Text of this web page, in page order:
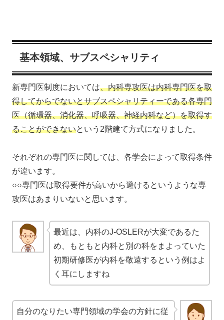
基本領域、サブスペシャリティ
新専門医制度においては、内科専攻医は内科専門医を取
得してからでないとサブスペシャリティーである各専門
医（循環器、消化器、呼吸器、神経内科など）を取得す
ることができないという2階建て方式になりました。
それぞれの専門医に関しては、各学会によって取得条件
が違います。
○○専門医は取得要件が高いから避けるというような専
攻医はあまりいないと思います。
最近は、内科のJ-OSLERが大変であるた
め、もともと内科と別の科をまよっていた
初期研修医が内科を敬遠するという例はよ
く耳にしますね
自分のなりたい専門領域の学会の方針に従